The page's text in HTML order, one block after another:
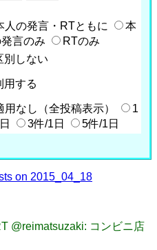
人の発言・RTともに
本
発言のみ
RTのみ
別しない
用する
用なし（全投稿表示）
1
3件/1日 5件/1日
on 2015_04_18
@reimatsuzaki: コンビニ店